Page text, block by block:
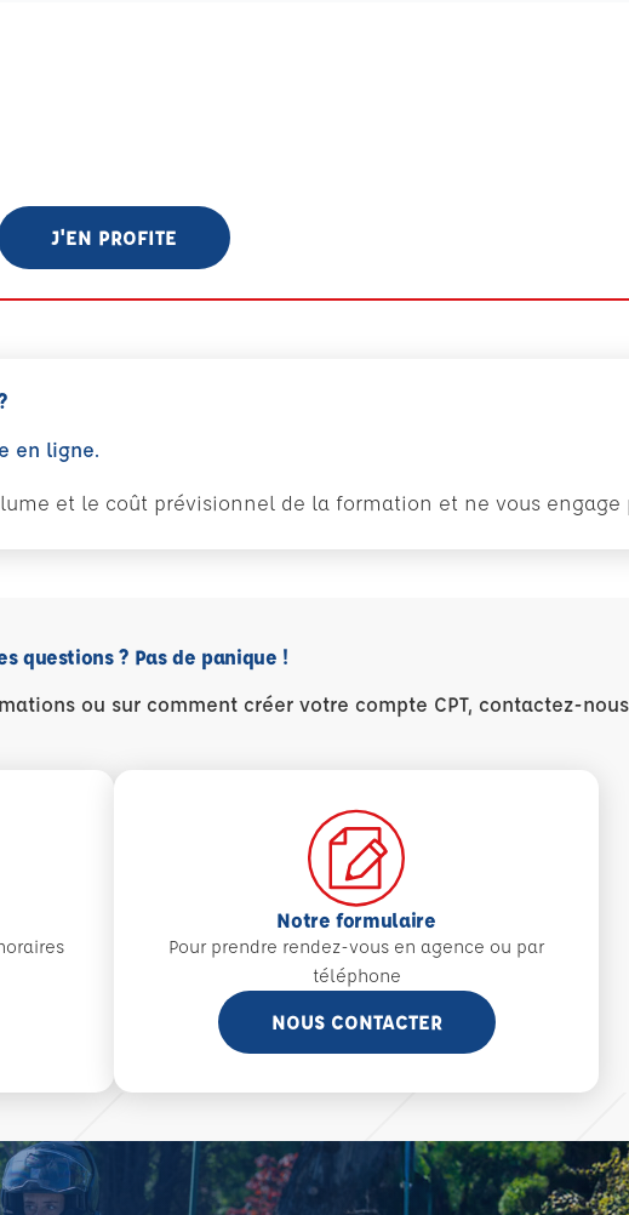
J'EN PROFITE
en ligne.
et le coût prévisionnel de la formation et ne vous engage
questions ? Pas de panique !
ou sur comment créer votre compte CPT, contactez-
Notre formulaire
Pour prendre rendez-vous en agence ou par
téléphone
NOUS CONTACTER